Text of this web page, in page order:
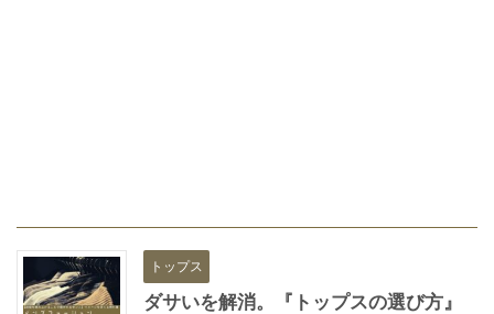
トップス
ダサいを解消。『トップスの選び方』